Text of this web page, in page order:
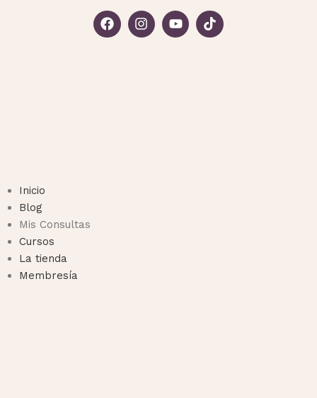
Inicio
Blog
Mis Consultas
Cursos
La tienda
Membresía